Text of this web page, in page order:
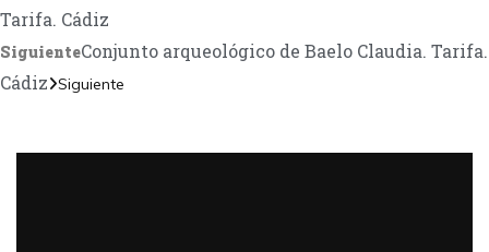
Tarifa. Cádiz
SiguienteConjunto arqueológico de Baelo Claudia. Tarifa.
Cádiz Siguiente